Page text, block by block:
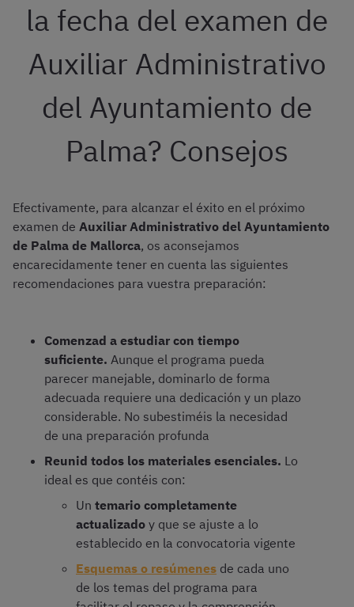
la fecha del examen de
Auxiliar Administrativo
del Ayuntamiento de
Palma? Consejos
Efectivamente, para alcanzar el éxito en el próximo
examen de Auxiliar Administrativo del Ayuntamiento
de Palma de Mallorca, os aconsejamos
encarecidamente tener en cuenta las siguientes
recomendaciones para vuestra preparación:
Comenzad a estudiar con tiempo
suficiente. Aunque el programa pueda
parecer manejable, dominarlo de forma
adecuada requiere una dedicación y un plazo
considerable. No subestiméis la necesidad
de una preparación profunda
Reunid todos los materiales esenciales. Lo
ideal es que contéis con:
Un temario completamente
actualizado y que se ajuste a lo
establecido en la convocatoria vigente
Esquemas o resúmenes de cada uno
de los temas del programa para